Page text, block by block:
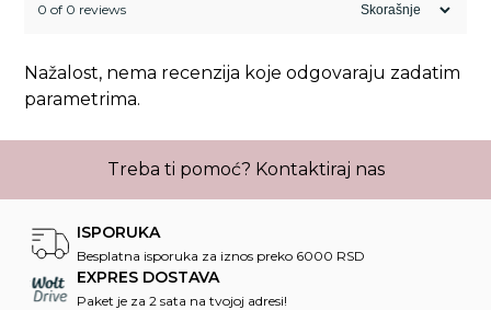
0 of 0 reviews
Nažalost, nema recenzija koje odgovaraju zadatim
parametrima.
Treba ti pomoć? Kontaktiraj nas
ISPORUKA
Besplatna isporuka za iznos preko 6000 RSD
EXPRES DOSTAVA
Paket je za 2 sata na tvojoj adresi!